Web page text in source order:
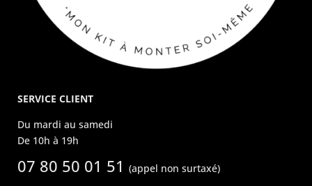
SERVICE CLIENT
Du mardi au samedi
De 10h à 19h
07 80 50 01 51(appel non surtaxé)